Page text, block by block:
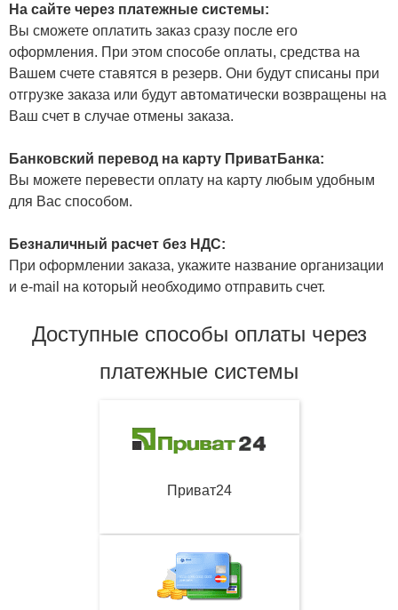
На сайте через платежные системы:
Вы сможете оплатить заказ сразу после его
оформления. При этом способе оплаты, средства на
Вашем счете ставятся в резерв. Они будут списаны при
отгрузке заказа или будут автоматически возвращены на
Ваш счет в случае отмены заказа.
Банковский перевод на карту ПриватБанка:
Вы можете перевести оплату на карту любым удобным
для Вас способом.
Безналичный расчет без НДС:
При оформлении заказа, укажите название организации
и e-mail на который необходимо отправить счет.
Доступные способы оплаты через
платежные системы
Приват24